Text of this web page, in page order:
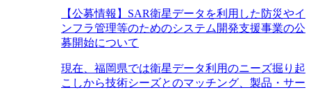
【公募情報】SAR衛星データを利用した防災やイ
ンフラ管理等のためのシステム開発支援事業の公
募開始について
現在、福岡県では衛星データ利用のニーズ掘り起
こしから技術シーズとのマッチング、製品・サー